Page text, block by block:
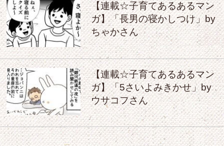
【連載☆子育てあるあるマン
ガ】「長男の寝かしつけ」by
ちゃかさん
【連載☆子育てあるあるマン
ガ】「5さいよみきかせ」by
ウサコフさん